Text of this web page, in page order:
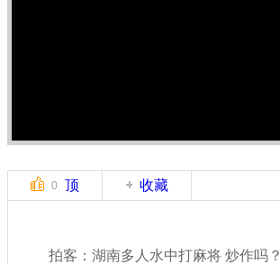
0 顶 收藏
拍客：湖南多人水中打麻将 炒作吗？